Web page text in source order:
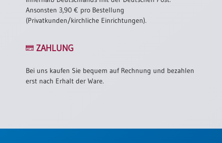
Urkundenscheine
Ansonsten 3,90 € pro Bestellung
(Privatkunden/kirchliche Einrichtungen).
ZAHLUNG
Bei uns kaufen Sie bequem auf Rechnung und bezahlen
erst nach Erhalt der Ware.